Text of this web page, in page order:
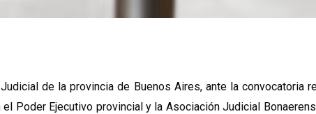
de la provincia de Buenos Aires, ante la convocatoria
Poder Ejecutivo provincial y la Asociación Judicial